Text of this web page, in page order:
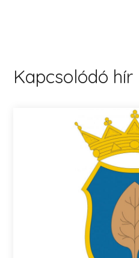
Kapcsolódó hír